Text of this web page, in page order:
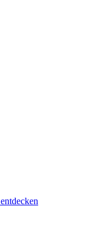
entdecken